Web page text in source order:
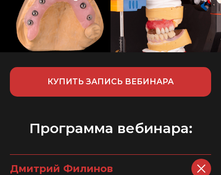
КУПИТЬ ЗАПИСЬ ВЕБИНАРА
Программа вебинара:
Дмитрий Филинов